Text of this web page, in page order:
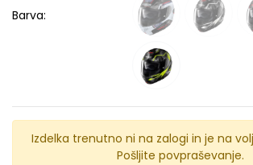
Barva:
Izdelka trenutno ni na zalogi in je na
Pošljite povpraševanje.